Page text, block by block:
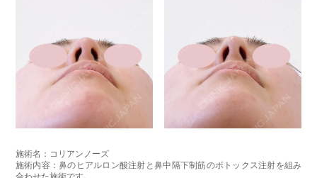
施術名：コリアンノーズ
施術内容：鼻のヒアルロン酸注射と鼻中隔下制筋のボトックス注射を組み